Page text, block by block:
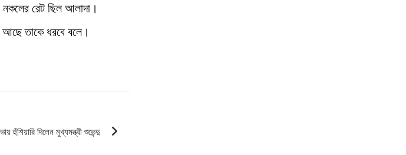
রেট ছিল আলাদা।
তাকে ধরবে বলে।
হুঁশিয়ারি দিলেন মুখ্যমন্ত্রী শুভেন্দু